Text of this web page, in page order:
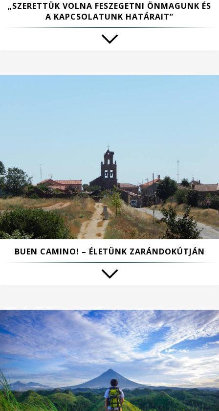
„SZERETTÜK VOLNA FESZEGETNI ÖNMAGUNK ÉS
A KAPCSOLATUNK HATÁRAIT”
BUEN CAMINO! – ÉLETÜNK ZARÁNDOKÚTJÁN